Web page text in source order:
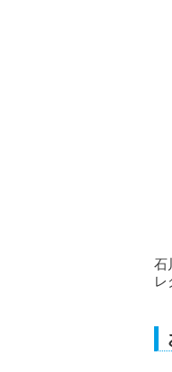
石
レ